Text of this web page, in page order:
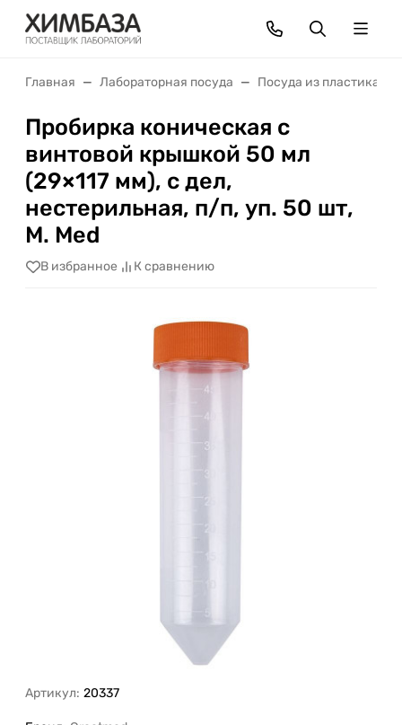
Главная Лабораторная посуда Посуда из пластика
Пробирка коническая с
винтовой крышкой 50 мл
(29×117 мм), с дел,
нестерильная, п/п, уп. 50 шт,
M. Med
В избранное К сравнению
Артикул: 20337